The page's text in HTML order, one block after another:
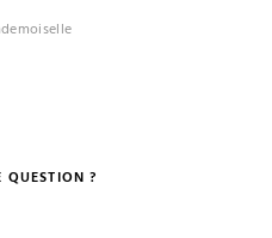
QUESTION ?